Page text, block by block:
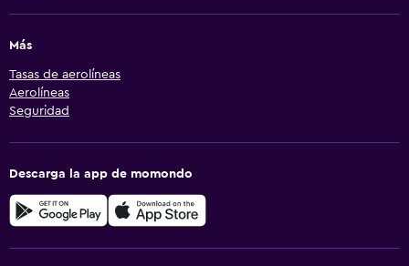
Más
Tasas de aerolíneas
Aerolíneas
Seguridad
Descarga la app de momondo